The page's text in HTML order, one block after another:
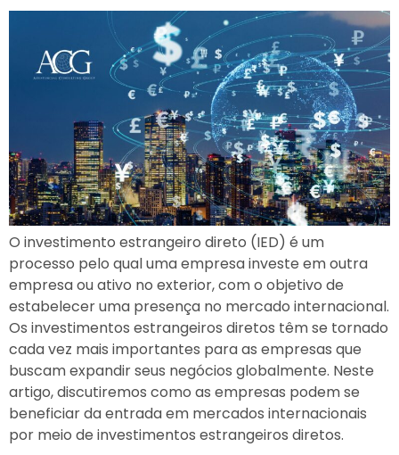
O investimento estrangeiro direto (IED) é um
processo pelo qual uma empresa investe em outra
empresa ou ativo no exterior, com o objetivo de
estabelecer uma presença no mercado internacional.
Os investimentos estrangeiros diretos têm se tornado
cada vez mais importantes para as empresas que
buscam expandir seus negócios globalmente. Neste
artigo, discutiremos como as empresas podem se
beneficiar da entrada em mercados internacionais
por meio de investimentos estrangeiros diretos.